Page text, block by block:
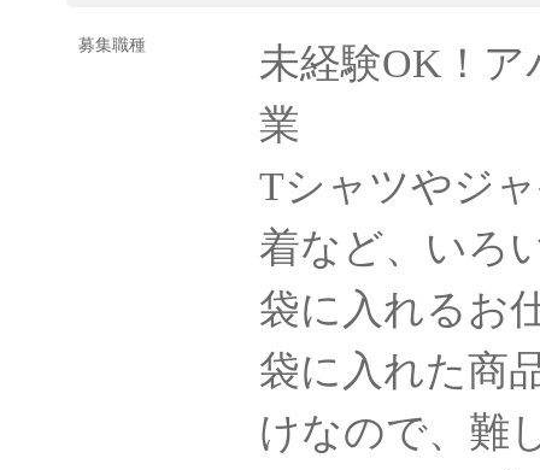
募集職種
未経験OK！
業
Tシャツやジ
着など、いろ
袋に入れるお
袋に入れた商
けなので、難